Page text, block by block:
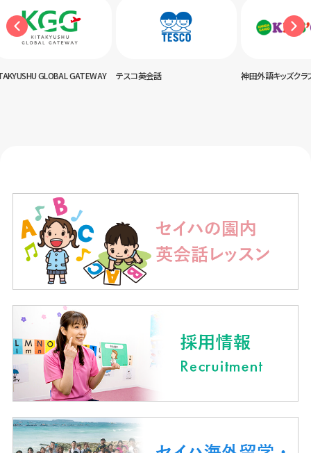
GLOBAL GATEWAY テスコ英会話 神田外語キッズクラブ